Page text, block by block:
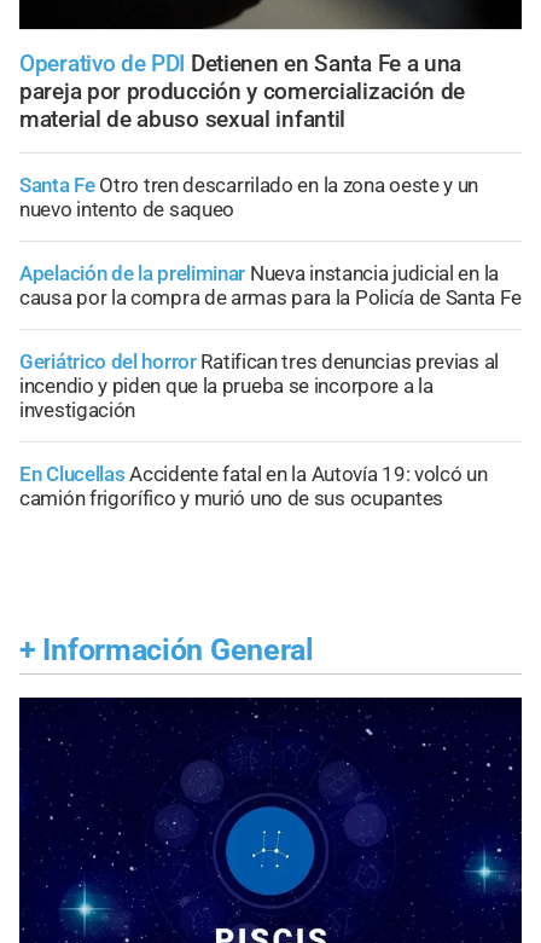
Operativo de PDI Detienen en Santa Fe a una
pareja por producción y comercialización de
material de abuso sexual infantil
Santa Fe Otro tren descarrilado en la zona oeste y un
nuevo intento de saqueo
Apelación de la preliminar Nueva instancia judicial en la
causa por la compra de armas para la Policía de Santa Fe
Geriátrico del horror Ratifican tres denuncias previas al
incendio y piden que la prueba se incorpore a la
investigación
En Clucellas Accidente fatal en la Autovía 19: volcó un
camión frigorífico y murió uno de sus ocupantes
+ Información General